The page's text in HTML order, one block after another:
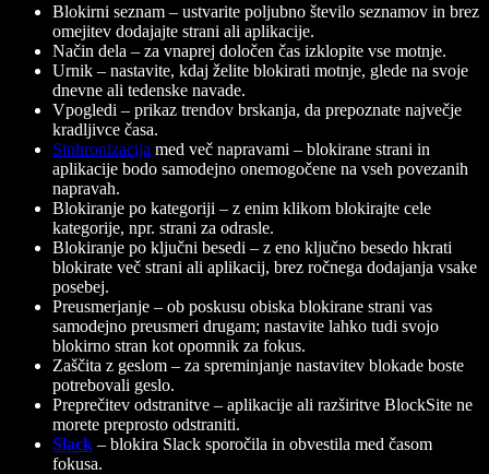
Blokirni seznam – ustvarite poljubno število seznamov in brez
omejitev dodajajte strani ali aplikacije.
Način dela – za vnaprej določen čas izklopite vse motnje.
Urnik – nastavite, kdaj želite blokirati motnje, glede na svoje
dnevne ali tedenske navade.
Vpogledi – prikaz trendov brskanja, da prepoznate največje
kradljivce časa.
Sinhronizacija med več napravami – blokirane strani in
aplikacije bodo samodejno onemogočene na vseh povezanih
napravah.
Blokiranje po kategoriji – z enim klikom blokirajte cele
kategorije, npr. strani za odrasle.
Blokiranje po ključni besedi – z eno ključno besedo hkrati
blokirate več strani ali aplikacij, brez ročnega dodajanja vsake
posebej.
Preusmerjanje – ob poskusu obiska blokirane strani vas
samodejno preusmeri drugam; nastavite lahko tudi svojo
blokirno stran kot opomnik za fokus.
Zaščita z geslom – za spreminjanje nastavitev blokade boste
potrebovali geslo.
Preprečitev odstranitve – aplikacije ali razširitve BlockSite ne
morete preprosto odstraniti.
Slack – blokira Slack sporočila in obvestila med časom
fokusa.